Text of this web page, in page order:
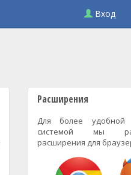
Вход
Расширения
Для более
системой мы
расширения для